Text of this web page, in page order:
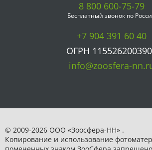
8 800 600-75-79
Бесплатный звонок по
+7 904 391 60 40
ОГРН
info@zoosfera-
© 2009-2026 ООО «Зоосфера-НН» .
Копирование и использование